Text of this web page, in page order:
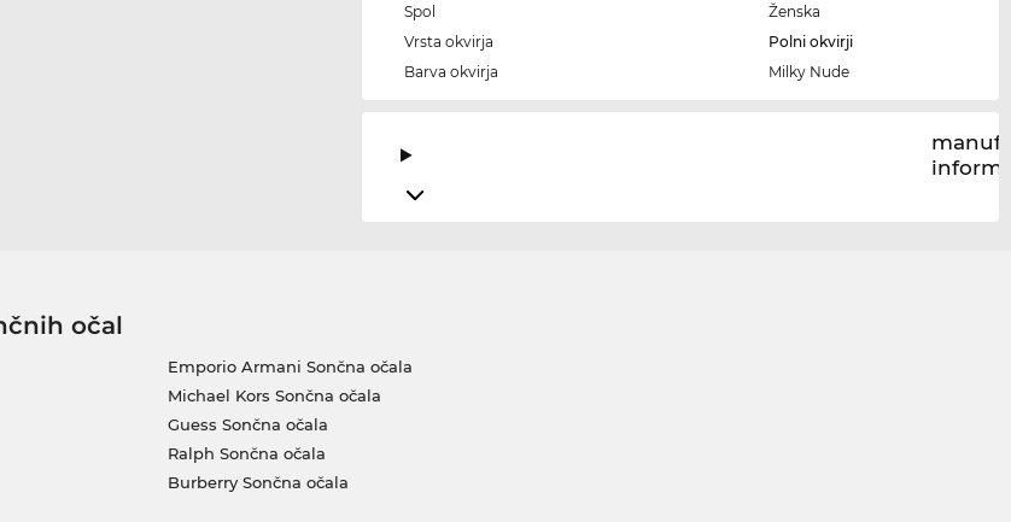
Spol
Ženska
Vrsta okvirja
Polni okvirji
Barva okvirja
Milky Nude
očal
Emporio Armani Sončna očala
Michael Kors Sončna očala
Guess Sončna očala
Ralph Sončna očala
Burberry Sončna očala